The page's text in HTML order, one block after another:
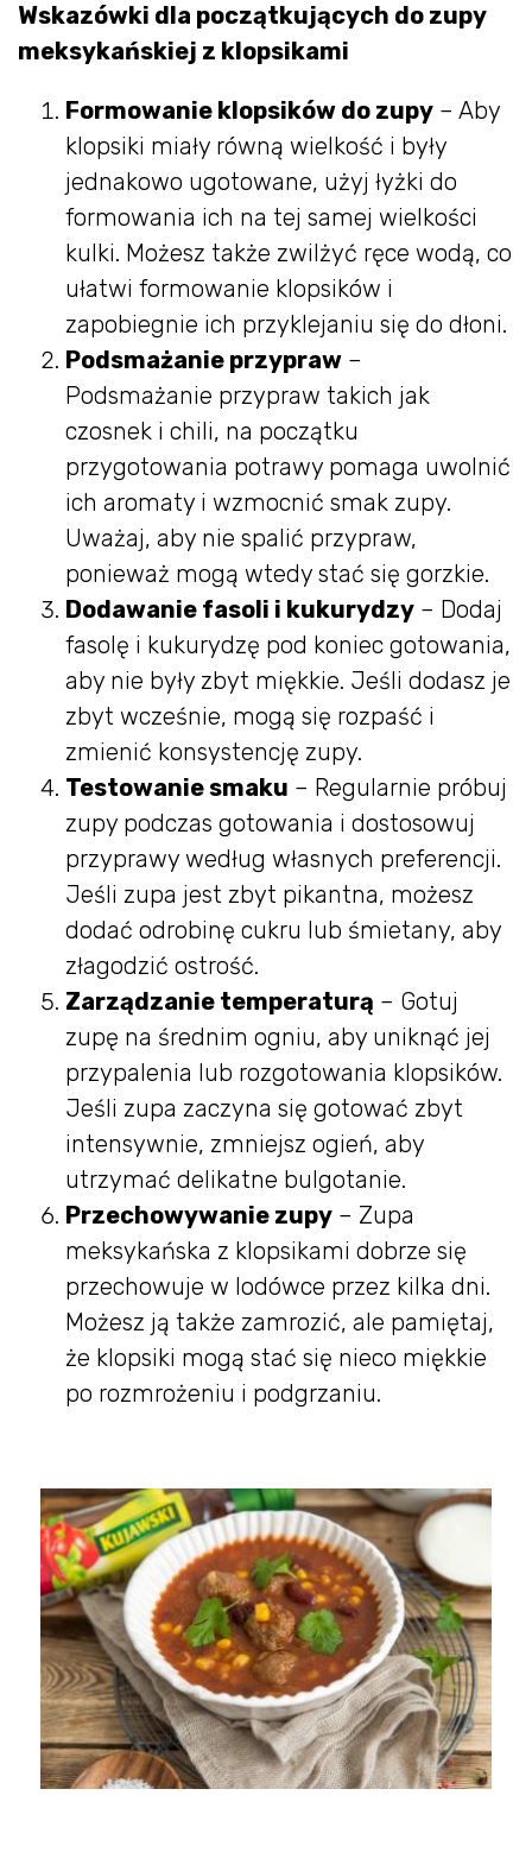
Wskazówki dla początkujących do zupy
meksykańskiej z klopsikami
Formowanie klopsików do zupy – Aby
klopsiki miały równą wielkość i były
jednakowo ugotowane, użyj łyżki do
formowania ich na tej samej wielkości
kulki. Możesz także zwilżyć ręce wodą, co
ułatwi formowanie klopsików i
zapobiegnie ich przyklejaniu się do dłoni.
Podsmażanie przypraw –
Podsmażanie przypraw takich jak
czosnek i chili, na początku
przygotowania potrawy pomaga uwolnić
ich aromaty i wzmocnić smak zupy.
Uważaj, aby nie spalić przypraw,
ponieważ mogą wtedy stać się gorzkie.
Dodawanie fasoli i kukurydzy – Dodaj
fasolę i kukurydzę pod koniec gotowania,
aby nie były zbyt miękkie. Jeśli dodasz je
zbyt wcześnie, mogą się rozpaść i
zmienić konsystencję zupy.
Testowanie smaku – Regularnie próbuj
zupy podczas gotowania i dostosowuj
przyprawy według własnych preferencji.
Jeśli zupa jest zbyt pikantna, możesz
dodać odrobinę cukru lub śmietany, aby
złagodzić ostrość.
Zarządzanie temperaturą – Gotuj
zupę na średnim ogniu, aby uniknąć jej
przypalenia lub rozgotowania klopsików.
Jeśli zupa zaczyna się gotować zbyt
intensywnie, zmniejsz ogień, aby
utrzymać delikatne bulgotanie.
Przechowywanie zupy – Zupa
meksykańska z klopsikami dobrze się
przechowuje w lodówce przez kilka dni.
Możesz ją także zamrozić, ale pamiętaj,
że klopsiki mogą stać się nieco miękkie
po rozmrożeniu i podgrzaniu.